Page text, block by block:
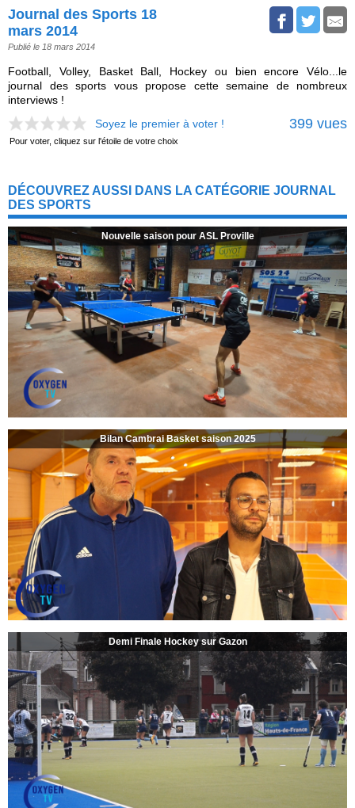
Journal des Sports 18
mars 2014
Publié le 18 mars 2014
Football, Volley, Basket Ball, Hockey ou bien encore Vélo...le
journal des sports vous propose cette semaine de nombreux
interviews !
Soyez le premier à voter !
399 vues
Pour voter, cliquez sur l'étoile de votre choix
DÉCOUVREZ AUSSI DANS LA CATÉGORIE JOURNAL
DES SPORTS
Nouvelle saison pour ASL Proville
Bilan Cambrai Basket saison 2025
Demi Finale Hockey sur Gazon